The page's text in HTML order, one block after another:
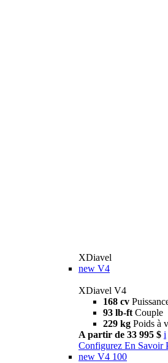
XDiavel
new V4
XDiavel V4
168 cv
93 lb-ft Couple
229 kg Poids à
A partir de 33 995 $ i
Configurez En Savoir
new V4 100